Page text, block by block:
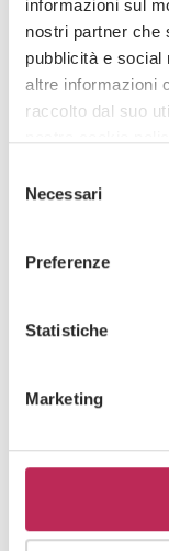
informazioni sul
nostri partner che
pubblicità e social
altre informazioni
raccolto dal suo
Attenzione:
un’area
delNecessari
Preferenze
Statistiche
Marketing
Iscriviti alla
Newsletter
Area di interesse
Cliccando su
dell'informativa